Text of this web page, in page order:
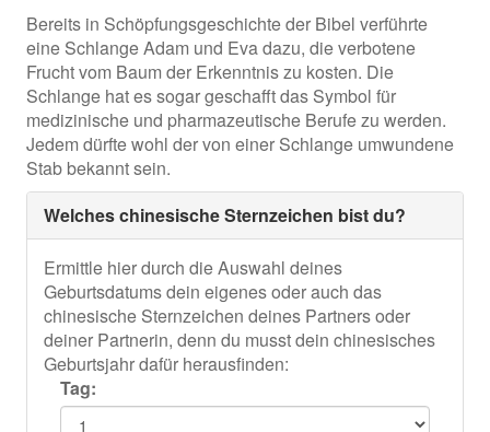
Bereits in Schöpfungsgeschichte der Bibel verführte
eine Schlange Adam und Eva dazu, die verbotene
Frucht vom Baum der Erkenntnis zu kosten. Die
Schlange hat es sogar geschafft das Symbol für
medizinische und pharmazeutische Berufe zu werden.
Jedem dürfte wohl der von einer Schlange umwundene
Stab bekannt sein.
Welches chinesische Sternzeichen bist du?
Ermittle hier durch die Auswahl deines
Geburtsdatums dein eigenes oder auch das
chinesische Sternzeichen deines Partners oder
deiner Partnerin, denn du musst dein chinesisches
Geburtsjahr dafür herausfinden:
Tag: